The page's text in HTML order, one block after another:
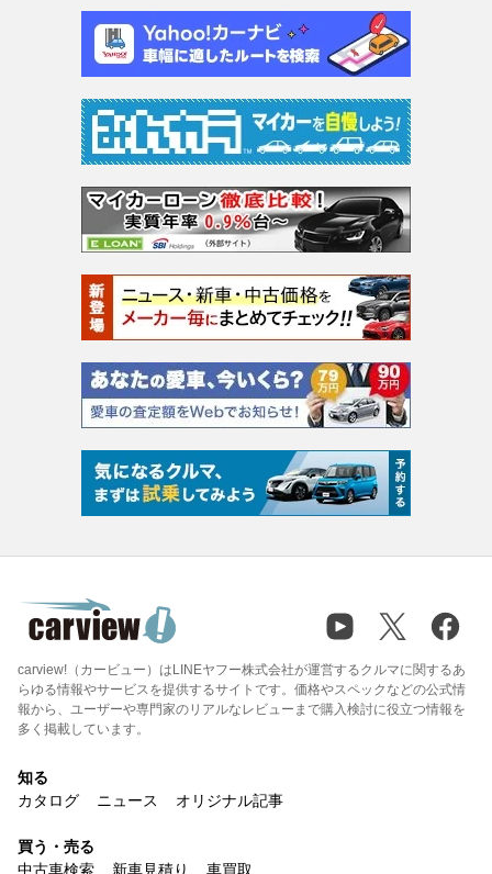
carview!（カービュー）はLINEヤフー株式会社が運営するクルマに関するあ
らゆる情報やサービスを提供するサイトです。価格やスペックなどの公式情
報から、ユーザーや専門家のリアルなレビューまで購入検討に役立つ情報を
多く掲載しています。
知る
カタログ
ニュース オリジナル記事
買う・売る
中古車検索
新車見積り 車買取